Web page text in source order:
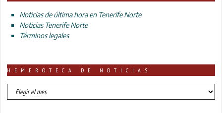
Noticias de última hora en Tenerife Norte
Noticias Tenerife Norte
Términos legales
HEMEROTECA DE NOTICIAS
HEMEROTECA
DE